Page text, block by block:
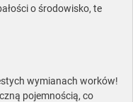
o środowisko, te
wymianach worków!
pojemnością, co